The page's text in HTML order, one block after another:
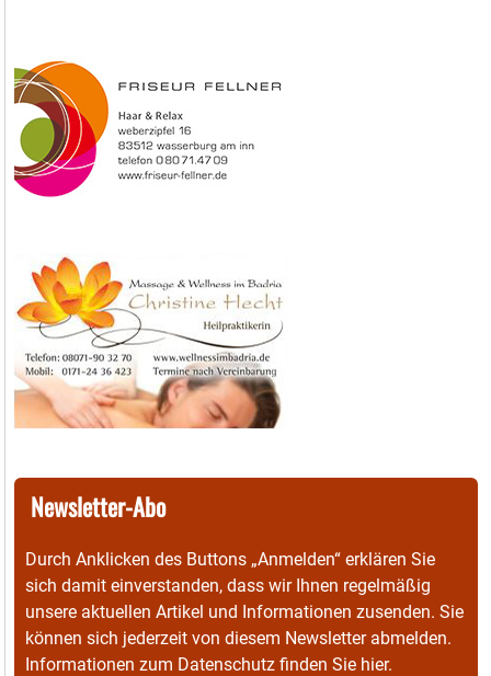
Newsletter-Abo
Durch Anklicken des Buttons „Anmelden“ erklären Sie
sich damit einverstanden, dass wir Ihnen regelmäßig
unsere aktuellen Artikel und Informationen zusenden. Sie
können sich jederzeit von diesem Newsletter abmelden.
Informationen zum Datenschutz finden Sie hier.